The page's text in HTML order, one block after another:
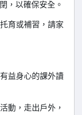
，以確保安全。
育或補習，請家
益身心的課外讀
動，走出戶外，